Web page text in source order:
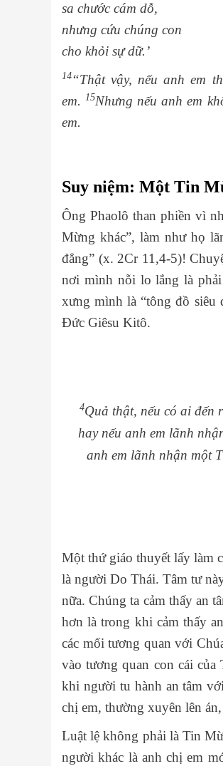
sa chước cám dỗ,
nhưng cứu chúng con
cho khỏi sự dữ.’
14“Thật vậy, nếu anh em
em.15Nhưng nếu anh em
em.
Suy niệm: Một Tin
Ông Phaolô than phiền vì
Mừng khác”, làm như họ
đẳng” (x. 2Cr 11,4-5)!
nơi mình nỗi lo lắng là
xưng mình là “tông đồ siêu
Đức Giêsu Kitô.
4Quả thật, nếu có ai đến
hay nếu anh em lãnh
anh em lãnh nhận một
Một thứ giáo thuyết lấy làm
là người Do Thái. Tâm tư
nữa. Chúng ta cảm thấy an
hơn là trong khi cảm thấy
các mối tương quan với
vào tương quan con cái
khi người tu hành an tâm
chị em, thường xuyên lên
Luật lệ không phải là Tin
người khác là anh chị em